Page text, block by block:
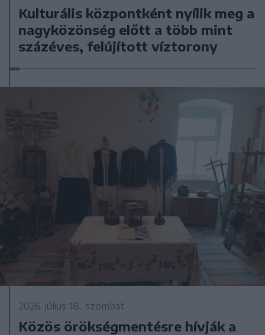
Kulturális központként nyílik meg a
nagyközönség előtt a több mint
százéves, felújított víztorony
2026. július 18., szombat
Közös örökségmentésre hívják a